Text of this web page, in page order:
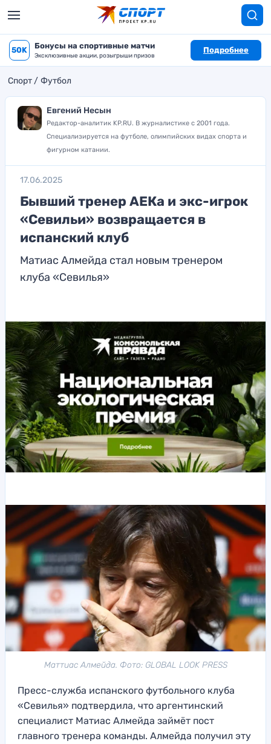
50K Бонусы на спортивные матчи
Эксклюзивные акции, розыгрыши призов
Подробнее
Спорт Футбол
Евгений Несын
Редактор-аналитик KP.RU. В журналистике с 2001 года.
Специализируется на футболе, олимпийских видах спорта и
фигурном катании.
17.06.2025
Бывший тренер АЕКа и экс-игрок
«Севильи» возвращается в
испанский клуб
Матиас Алмейда стал новым тренером
клуба «Севилья»
Маттиас Алмейда. Фото: GLOBAL LOOK PRESS
Пресс-служба испанского футбольного клуба
«Севилья» подтвердила, что аргентинский
специалист Матиас Алмейда займёт пост
главного тренера команды. Алмейда получил эту